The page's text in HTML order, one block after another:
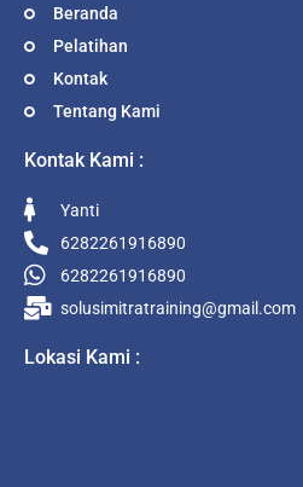
Beranda
Pelatihan
Kontak
Tentang Kami
Kontak Kami :
Yanti
6282261916890
6282261916890
solusimitratraining@gmail.com
Lokasi Kami :